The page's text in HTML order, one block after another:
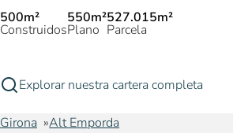
500m²
Construidos
550m²
Plano
527.015m²
Parcela
Explorar nuestra cartera completa
Girona Alt Emporda